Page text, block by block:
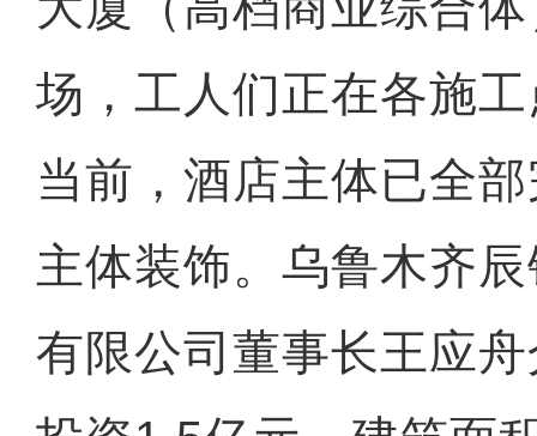
场，工人们正在各施
当前，酒店主体已全
主体装饰。乌鲁木齐
有限公司董事长王应